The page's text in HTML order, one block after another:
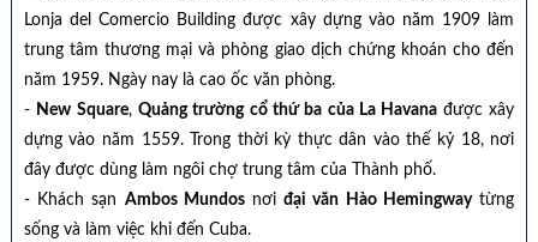
Lonja del Comercio Building được xây dựng vào năm 1909 làm
trung tâm thương mại và phòng giao dịch chứng khoán cho đến
năm 1959. Ngày nay là cao ốc văn phòng.
- New Square, Quảng trường cổ thứ ba của La Havana được xây
dựng vào năm 1559. Trong thời kỳ thực dân vào thế kỷ 18, nơi
đây được dùng làm ngôi chợ trung tâm của Thành phố.
- Khách sạn Ambos Mundosnơiđại văn Hào Hemingwaytừng
sống và làm việc khi đến Cuba.